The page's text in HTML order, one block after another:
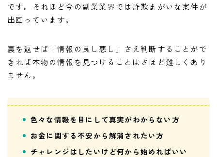
です。それほど今の副業業界では詐欺まがいな案件が
出回っています。
裏を返せば「情報の良し悪し」さえ判断することがで
きれば本物の情報を見つけることはさほど難しくあり
ません。
色々な情報を目にして真実がわからない方
お金に関する不安から解消されたい方
チャレンジはしたいけど何から始めればいい